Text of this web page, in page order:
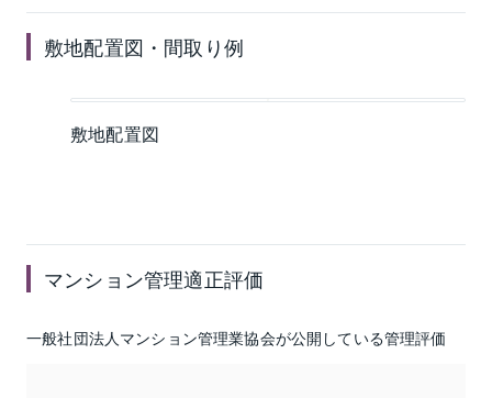
敷地配置図・間取り例
敷地配置図
マンション管理適正評価
一般社団法人マンション管理業協会が公開している管理評価